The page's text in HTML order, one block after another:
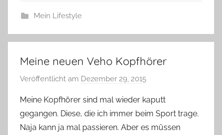
Mein Lifestyle
Meine neuen Veho Kopfhörer
Veröffentlicht am Dezember 29, 2015
n
Y
v
Meine Kopfhörer sind mal wieder kaputt
gegangen. Diese, die ich immer beim Sport trage.
Naja kann ja mal passieren. Aber es müssen